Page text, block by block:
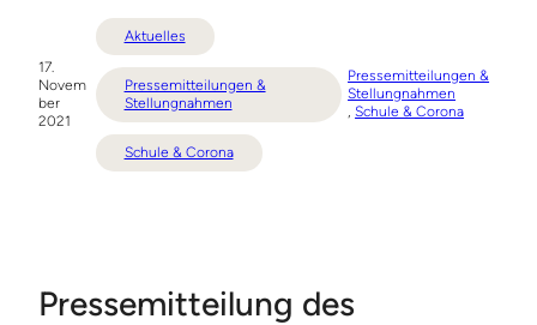
17.
Novem
ber
2021
Aktuelles
Pressemitteilungen &
Stellungnahmen
Schule & Corona
Pressemitteilungen &
Stellungnahmen
, Schule & Corona
Pressemitteilung des